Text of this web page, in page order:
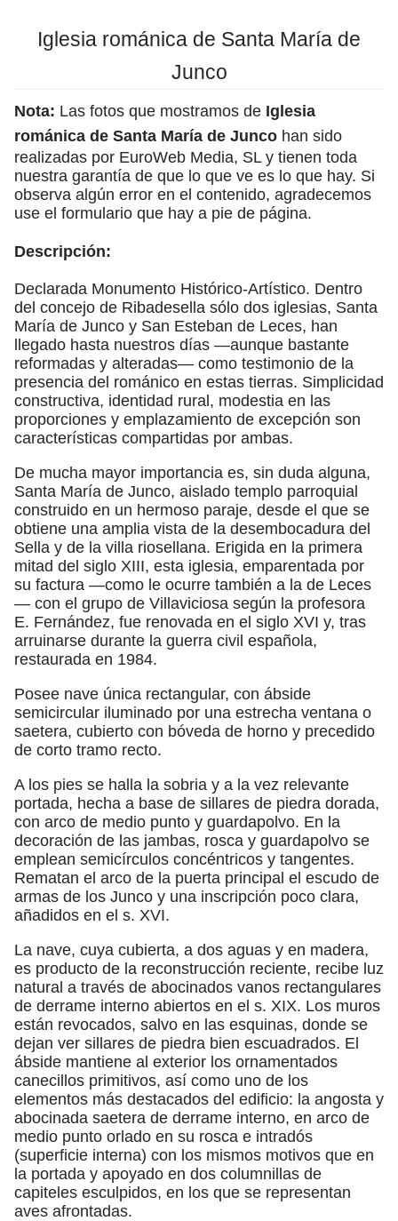
Iglesia románica de Santa María de
Junco
Nota: Las fotos que mostramos de Iglesia
románica de Santa María de Junco han sido
realizadas por EuroWeb Media, SL y tienen toda
nuestra garantía de que lo que ve es lo que hay. Si
observa algún error en el contenido, agradecemos
use el formulario que hay a pie de página.
Descripción:
Declarada Monumento Histórico-Artístico. Dentro
del concejo de Ribadesella sólo dos iglesias, Santa
María de Junco y San Esteban de Leces, han
llegado hasta nuestros días —aunque bastante
reformadas y alteradas— como testimonio de la
presencia del románico en estas tierras. Simplicidad
constructiva, identidad rural, modestia en las
proporciones y emplazamiento de excepción son
características compartidas por ambas.
De mucha mayor importancia es, sin duda alguna,
Santa María de Junco, aislado templo parroquial
construido en un hermoso paraje, desde el que se
obtiene una amplia vista de la desembocadura del
Sella y de la villa riosellana. Erigida en la primera
mitad del siglo XIII, esta iglesia, emparentada por
su factura —como le ocurre también a la de Leces
— con el grupo de Villaviciosa según la profesora
E. Fernández, fue renovada en el siglo XVI y, tras
arruinarse durante la guerra civil española,
restaurada en 1984.
Posee nave única rectangular, con ábside
semicircular iluminado por una estrecha ventana o
saetera, cubierto con bóveda de horno y precedido
de corto tramo recto.
A los pies se halla la sobria y a la vez relevante
portada, hecha a base de sillares de piedra dorada,
con arco de medio punto y guardapolvo. En la
decoración de las jambas, rosca y guardapolvo se
emplean semicírculos concéntricos y tangentes.
Rematan el arco de la puerta principal el escudo de
armas de los Junco y una inscripción poco clara,
añadidos en el s. XVI.
La nave, cuya cubierta, a dos aguas y en madera,
es producto de la reconstrucción reciente, recibe luz
natural a través de abocinados vanos rectangulares
de derrame interno abiertos en el s. XIX. Los muros
están revocados, salvo en las esquinas, donde se
dejan ver sillares de piedra bien escuadrados. El
ábside mantiene al exterior los ornamentados
canecillos primitivos, así como uno de los
elementos más destacados del edificio: la angosta y
abocinada saetera de derrame interno, en arco de
medio punto orlado en su rosca e intradós
(superficie interna) con los mismos motivos que en
la portada y apoyado en dos columnillas de
capiteles esculpidos, en los que se representan
aves afrontadas.